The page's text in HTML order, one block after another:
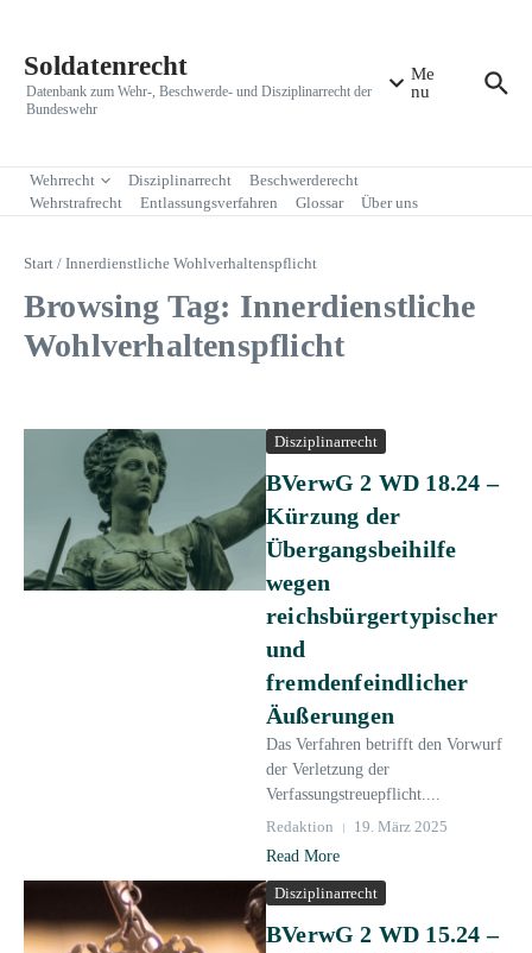
Soldatenrecht
Datenbank zum Wehr-, Beschwerde- und Disziplinarrecht der
Bundeswehr
Me
nu
Wehrrecht Disziplinarrecht
Beschwerderecht
Wehrstrafrecht
Entlassungsverfahren Glossar Über uns
Start / Innerdienstliche Wohlverhaltenspflicht
Browsing Tag: Innerdienstliche
Wohlverhaltenspflicht
Disziplinarrecht
BVerwG 2 WD 18.24 –
Kürzung der
Übergangsbeihilfe
wegen
reichsbürgertypischer
und
fremdenfeindlicher
Äußerungen
Das Verfahren betrifft den Vorwurf
der Verletzung der
Verfassungstreuepflicht....
Redaktion
19. März 2025
Read More
Disziplinarrecht
BVerwG 2 WD 15.24 –